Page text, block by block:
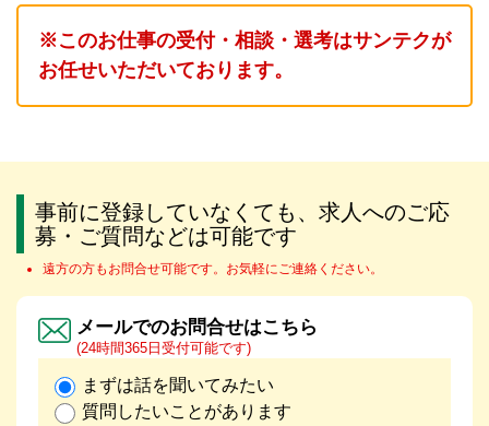
※このお仕事の受付・相談・選考はサンテクが
お任せいただいております。
事前に登録していなくても、求人へのご応
募・ご質問などは可能です
遠方の方もお問合せ可能です。お気軽にご連絡ください。
メールでのお問合せはこちら
(24時間365日受付可能です)
まずは話を聞いてみたい
質問したいことがあります